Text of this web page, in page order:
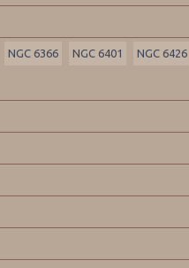
NGC 6366 NGC 6401 NGC 6426